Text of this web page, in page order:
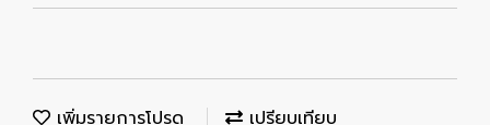
เพิ่มรายการโปรด เปรียบเทียบ